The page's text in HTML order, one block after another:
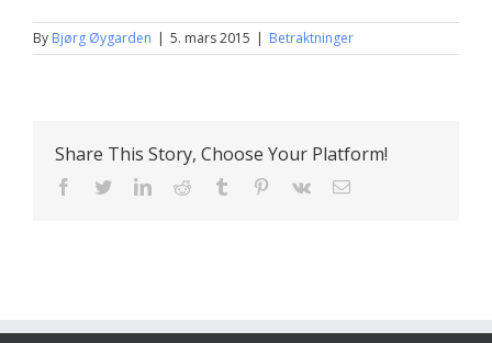
By Bjørg Øygarden | 5. mars 2015 | Betraktninger
Share This Story, Choose Your Platform!
Facebook
TwitterLinkedInReddit Tumblr Pinterest
Vk
E-